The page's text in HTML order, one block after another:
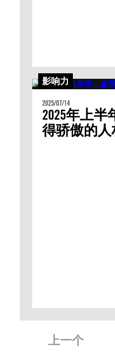
影响力
2025/07/14
2025年上
得骄傲的人
上一个